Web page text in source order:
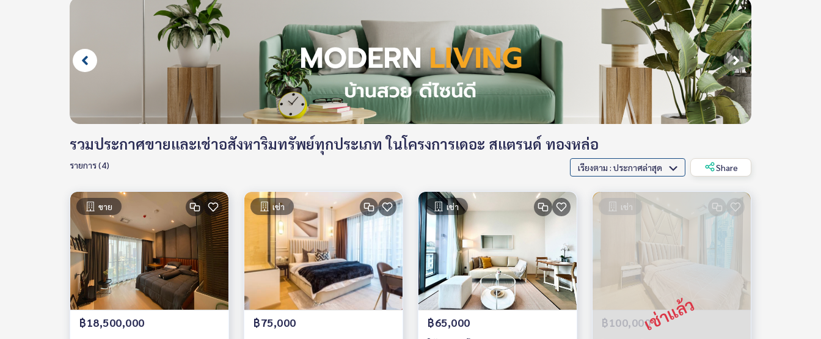
รวมประกาศขายและเช่าอสังหาริมทรัพย์ทุกประเภท ในโครงการเดอะ สแตรนด์ ทองหล่อ
รายการ (4) เรียงตาม : ประกาศล่าสุด Share
ขาย
฿18,500,000
เช่า
฿75,000
เช่า
฿65,000
เช่า
฿100,000